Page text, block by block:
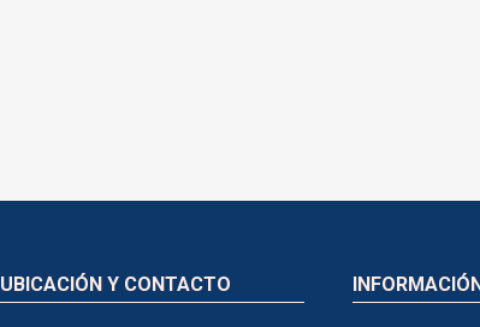
UBICACIÓN Y CONTACTO